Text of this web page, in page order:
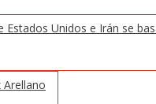
Unidos e Irán se
Arellano